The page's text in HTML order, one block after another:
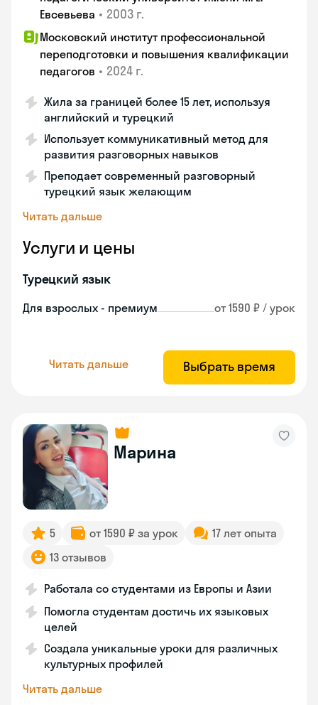
Евсевьева • 2003 г.
Московский институт профессиональной
переподготовки и повышения квалификации
педагогов • 2024 г.
Жила за границей более 15 лет, используя
английский и турецкий
Использует коммуникативный метод для
развития разговорных навыков
Преподает современный разговорный
турецкий язык желающим
Читать дальше
Услуги и цены
Турецкий язык
Для взрослых - премиум от 1590 ₽ / урок
Читать дальше Выбрать время
Марина
5 от 1590 ₽ за урок
17 лет опыта
13 отзывов
Работала со студентами из Европы и Азии
Помогла студентам достичь их языковых
целей
Создала уникальные уроки для различных
культурных профилей
Читать дальше